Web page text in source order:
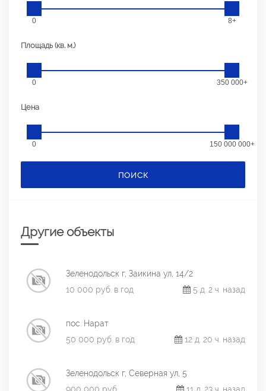
0 8+
Площадь (кв. м.)
0 350 000+
Цена
0 150 000 000+
ПОИСК
Другие объекты
Зеленодольск г, Заикина ул, 14/2
10 000 руб. в год
5 д. 2 ч. назад
пос. Нарат
50 000 руб. в год
12 д. 20 ч. назад
Зеленодольск г, Северная ул, 5